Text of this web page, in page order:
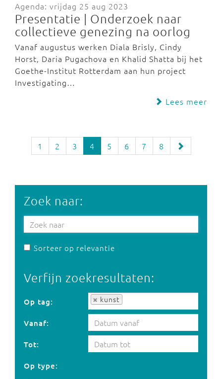
Agenda: vrijdag 25 aug 2023
Presentatie | Onderzoek naar
collectieve genezing na oorlog
Vanaf augustus werken Diala Brisly, Cindy
Horst, Daria Pugachova en Khalid Shatta bij het
Goethe-Institut Rotterdam aan hun project
Investigating…
Lees meer
1 2 3 4 5 6 7 8
Zoek naar:
Sorteer op relevantie
Verfijn zoekresultaten:
Op tag: kunst
Op tag:
Vanaf:
Tot:
Op type: